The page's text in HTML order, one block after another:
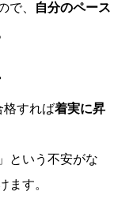
で、
自分のペース
格すれば着実に昇
という不安がな
ます。